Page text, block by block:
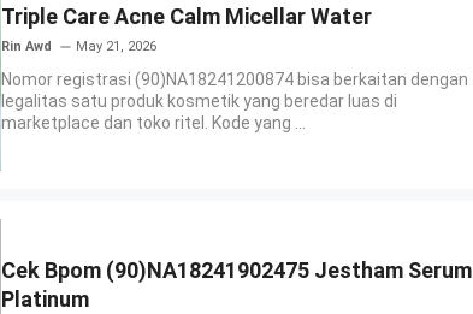
Triple Care Acne Calm Micellar Water
Rin Awd May 21, 2026
Nomor registrasi (90)NA18241200874 bisa berkaitan dengan
legalitas satu produk kosmetik yang beredar luas di
marketplace dan toko ritel. Kode yang ...
Cek Bpom (90)NA18241902475 Jestham Serum
Platinum